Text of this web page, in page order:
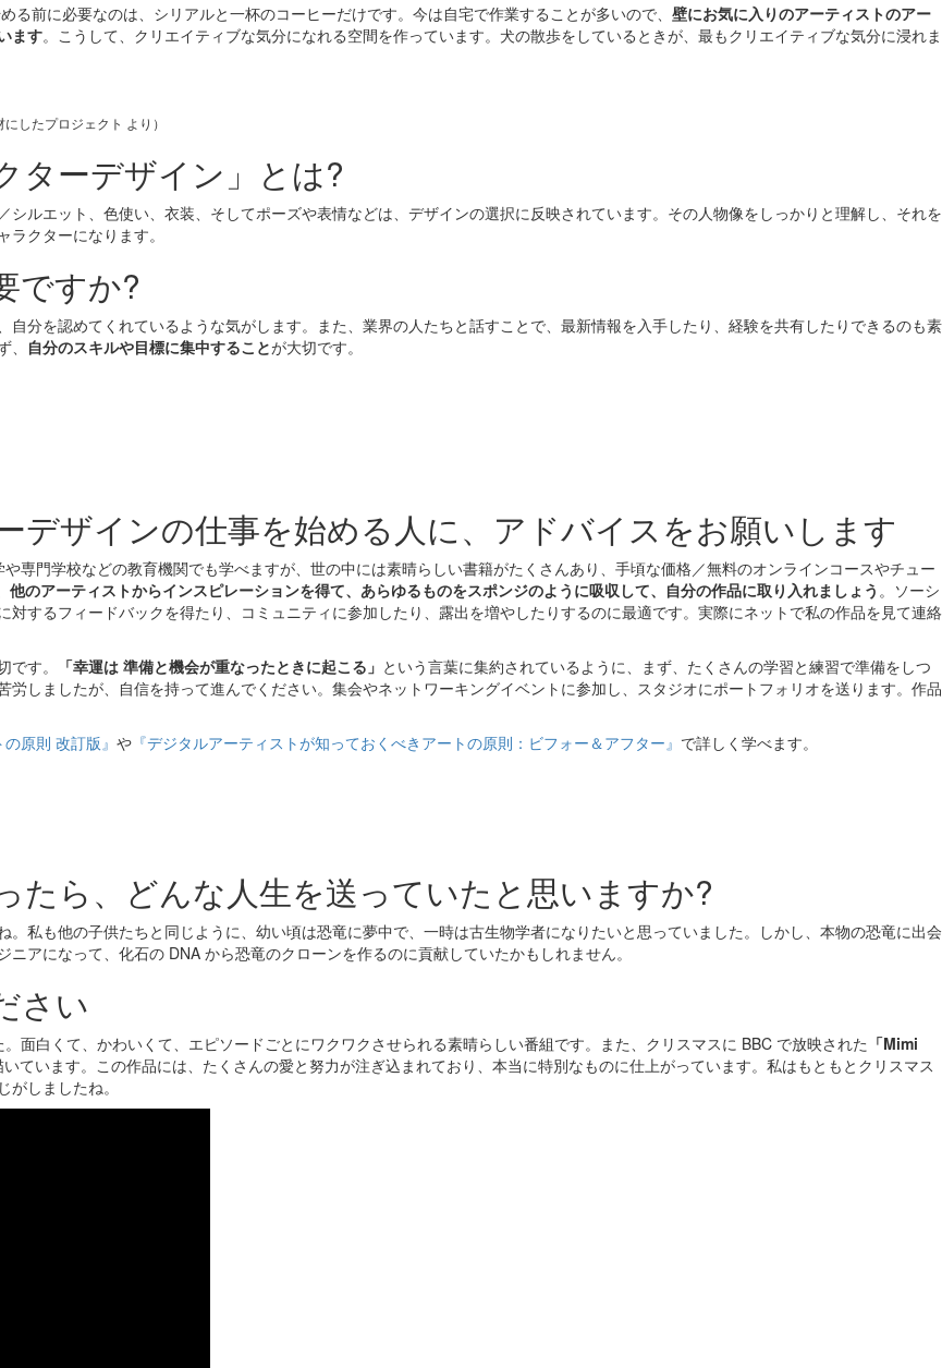
前に必要なのは、シリアルと一杯のコーヒーだけです。今は自宅で作業することが多いので、 壁にお気に入りのアーティストのアー
ます。こうして、クリエイティブな気分になれる空間を作っています。犬の散歩をしているときが、最もクリエイティブな気分に浸れま
したプロジェクト より）
ターデザイン」とは?
シルエット、色使い、衣装、そしてポーズや表情などは、デザインの選択に反映されています。その人物像をしっかりと理解し、それを
クターになります。
ですか?
分を認めてくれているような気がします。また、業界の人たちと話すことで、最新情報を入手したり、経験を共有したりできるのも素
自分のスキルや目標に集中することが大切です。
デザインの仕事を始める人に、アドバイスをお願いします
専門学校などの教育機関でも学べますが、世の中には素晴らしい書籍がたくさんあり、手頃な価格／無料のオンラインコースやチュー
他のアーティストからインスピレーションを得て、あらゆるものをスポンジのように吸収して、自分の作品に取り入れましょう 。ソーシ
するフィードバックを得たり、コミュニティに参加したり、露出を増やしたりするのに最適です。実際にネットで私の作品を見て連絡
です。 「幸運は 準備と機会が重なったときに起こる」 という言葉に集約されているように、まず、たくさんの学習と練習で準備をしつ
しましたが、自信を持って進んでください。集会やネットワーキングイベントに参加し、スタジオにポートフォリオを送ります。作品
原則 改訂版』 や 『デジタルアーティストが知っておくべきアートの原則：ビフォー＆アフター』 で詳しく学べます。
たら、どんな人生を送っていたと思いますか?
私も他の子供たちと同じように、幼い頃は恐竜に夢中で、一時は古生物学者になりたいと思っていました。しかし、本物の恐竜に出会
アになって、化石の DNA から恐竜のクローンを作るのに貢献していたかもしれません。
さい
面白くて、かわいくて、エピソードごとにワクワクさせられる素晴らしい番組です。また、クリスマスに BBC で放映された 「Mimi
ています。この作品には、たくさんの愛と努力が注ぎ込まれており、本当に特別なものに仕上がっています。私はもともとクリスマス
しましたね。